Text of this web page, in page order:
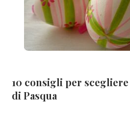
10 consigli per
di Pasqua